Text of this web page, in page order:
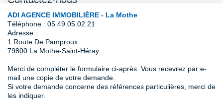
Nos biens
Vendre
Estimation
ADI AGENCE IMMOBILIÈRE - La Mothe
Téléphone : 05.49.05.02.21
Adresse :
1 Route De Pamproux
79800 La Mothe-Saint-Héray
Merci de compléter le formulaire ci-après. Vous recevrez par e-
mail une copie de votre demande.
Si votre demande concerne des références particulières, merci de
les indiquer.